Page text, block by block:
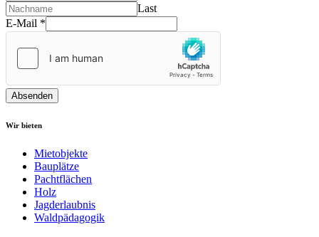
Last
E-Mail *
Absenden
Wir bieten
Mietobjekte
Bauplätze
Pachtflächen
Holz
Jagderlaubnis
Waldpädagogik